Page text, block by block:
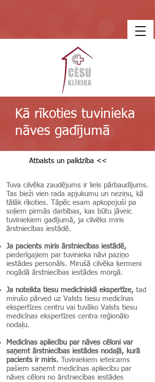
Kā rīkoties tuvinieka
nāves gadījumā
Atbalsts un palīdzība <<
Tuva cilvēka zaudējums ir liels pārbaudījums.
Tas bieži vien rada apjukumu un neziņu, kā
tālāk rīkoties. Tāpēc esam apkopojuši pa
soļiem pirmās darbības, kas būtu jāveic
tuviniekiem gadījumā, ja cilvēks miris
ārstniecības iestādē.
Ja pacients miris ārstniecības iestādē,
piederīgajiem par tuvinieka nāvi paziņo
iestādes personāls. Mirušā cilvēka ķermeni
nogādā ārstniecības iestādes morgā.
Ja noteikta tiesu medicīniskā ekspertīze, tad
mirušo pārved uz Valsts tiesu medicīnas
ekspertīzes centru vai tuvāko Valsts tiesu
medicīnas ekspertīzes centra reģionālo
nodaļu.
Medicīnas apliecību par nāves cēloni var
saņemt ārstniecības iestādes nodaļā, kurā
pacients ir miris. Tuviniekiem ieteicams
pašiem saņemt medicīnas apliecību par
nāves cēloni no ārstniecības iestādes